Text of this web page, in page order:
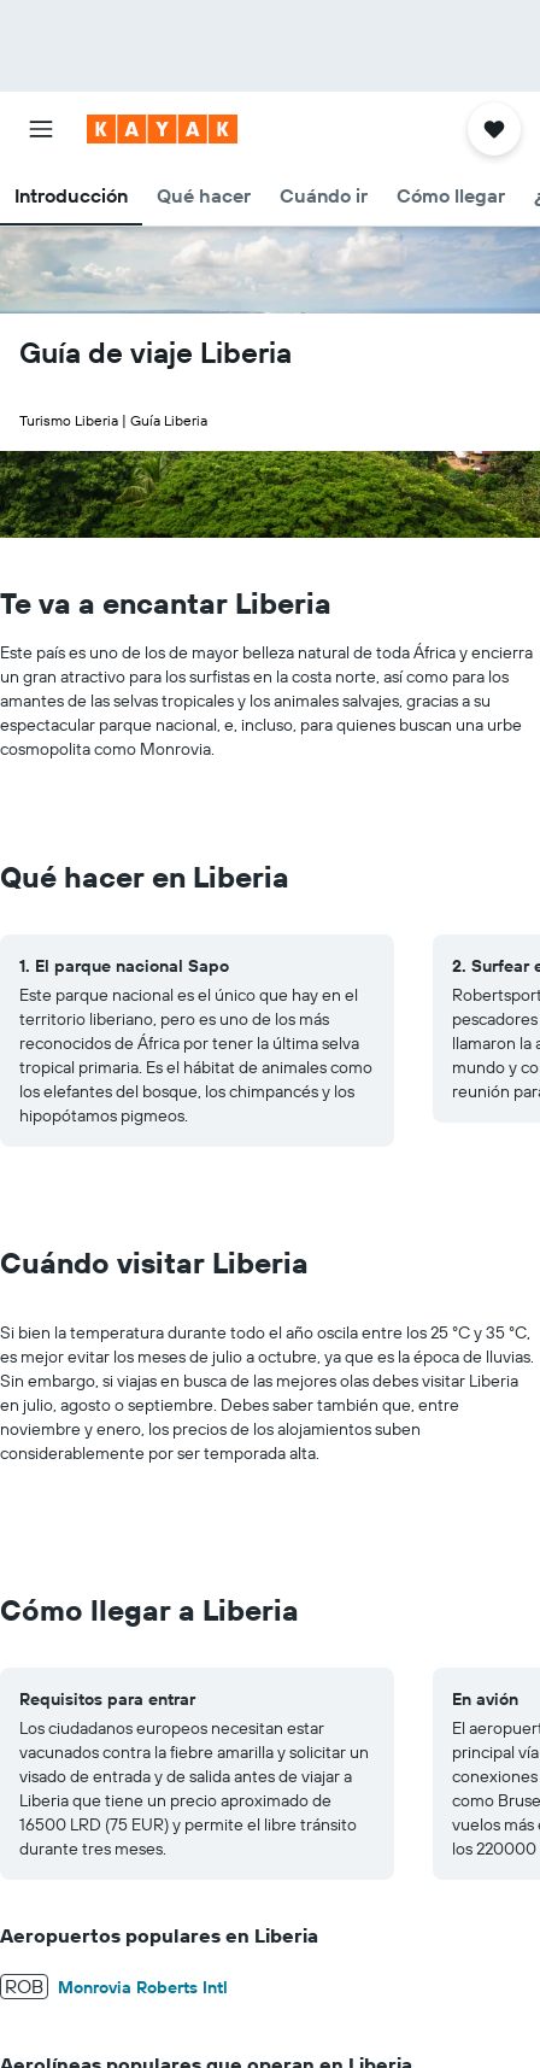
Introducción Qué hacer Cuándo ir Cómo llegar
Guía de viaje Liberia
Turismo Liberia | Guía Liberia
Te va a encantar Liberia
Este país es uno de los de mayor belleza natural de toda África y encierra
un gran atractivo para los surfistas en la costa norte, así como para los
amantes de las selvas tropicales y los animales salvajes, gracias a su
espectacular parque nacional, e, incluso, para quienes buscan una urbe
cosmopolita como Monrovia.
Qué hacer en Liberia
1. El parque nacional Sapo
Este parque nacional es el único que hay en el
territorio liberiano, pero es uno de los más
reconocidos de África por tener la última selva
tropical primaria. Es el hábitat de animales como
los elefantes del bosque, los chimpancés y los
hipopótamos pigmeos.
2. Surfear
llamaron la
mundo y
reunión
Cuándo visitar Liberia
Si bien la temperatura durante todo el año oscila entre los 25 °C y 35 °C,
es mejor evitar los meses de julio a octubre, ya que es la época de lluvias.
Sin embargo, si viajas en busca de las mejores olas debes visitar Liberia
en julio, agosto o septiembre. Debes saber también que, entre
noviembre y enero, los precios de los alojamientos suben
considerablemente por ser temporada alta.
Cómo llegar a Liberia
Requisitos para entrar
Los ciudadanos europeos necesitan estar
vacunados contra la fiebre amarilla y solicitar un
visado de entrada y de salida antes de viajar a
Liberia que tiene un precio aproximado de
16500 LRD (75 EUR) y permite el libre tránsito
durante tres meses.
En avión
El
principal
conexiones
como
vuelos más
los 220000
Aeropuertos populares en Liberia
ROB Monrovia Roberts Intl